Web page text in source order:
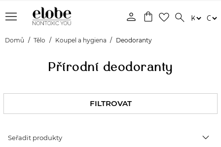
menu shopping_bag favorite_border search
person
Domů Tělo Koupel a hygiena Deodoranty
Přírodní deodoranty
FILTROVAT
Seřadit produkty expand_more